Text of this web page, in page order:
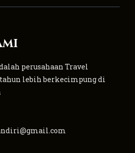
perusahaan Travel
lebih berkecimpung di